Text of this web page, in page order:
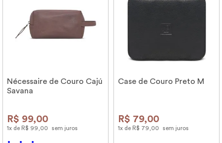
Nécessaire de Couro Cajú
Savana
R$ 99,00
1x de R$ 99 00 sem juros
Case de Couro Preto M
R$ 79,00
1x de R$ 79 00 sem juros